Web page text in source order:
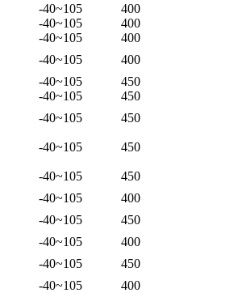
-40~105
400
-40~105
400
-40~105
400
-40~105
400
-40~105
450
-40~105
450
-40~105 450
-40~105 450
-40~105
450
-40~105
400
-40~105
450
-40~105
400
-40~105
450
-40~105
400